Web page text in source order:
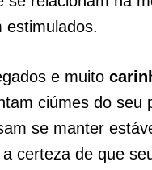
estimulados.
e muito
ciúmes do seu
se manter
certeza de que